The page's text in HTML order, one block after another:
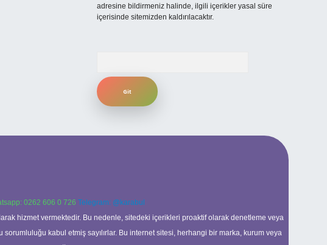
adresine bildirmeniz halinde, ilgili içerikler yasal süre
içerisinde sitemizden kaldırılacaktır.
0262 606 0 726 Telegram: @karabul
hizmet vermektedir. Bu nedenle, sitedeki içerikleri proaktif olarak denetleme veya
kabul etmiş sayılırlar. Bu internet sitesi, herhangi bir marka, kurum veya